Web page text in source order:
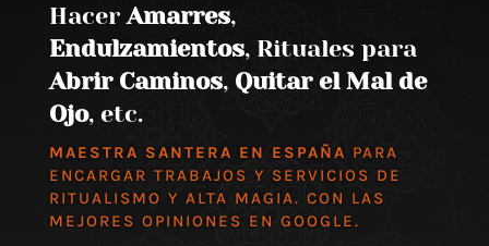
Hacer Amarres,
Endulzamientos, Rituales para
Abrir Caminos, Quitar el Mal de
Ojo, etc.
MAESTRA SANTERA EN ESPAÑA PARA
ENCARGAR TRABAJOS Y SERVICIOS DE
RITUALISMO Y ALTA MAGIA. CON LAS
MEJORES OPINIONES EN GOOGLE.